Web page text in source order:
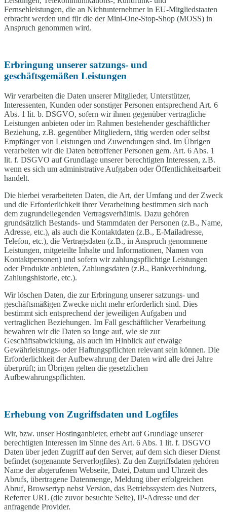
Fernsehleistungen, die an Nichtunternehmer in EU-Mitgliedstaaten
erbracht werden und für die der Mini-One-Stop-Shop (MOSS) in
Anspruch genommen wird.
Erbringung unserer satzungs- und
geschäftsgemäßen Leistungen
Wir verarbeiten die Daten unserer Mitglieder, Unterstützer,
Interessenten, Kunden oder sonstiger Personen entsprechend Art. 6
Abs. 1 lit. b. DSGVO, sofern wir ihnen gegenüber vertragliche
Leistungen anbieten oder im Rahmen bestehender geschäftlicher
Beziehung, z.B. gegenüber Mitgliedern, tätig werden oder selbst
Empfänger von Leistungen und Zuwendungen sind. Im Übrigen
verarbeiten wir die Daten betroffener Personen gem. Art. 6 Abs. 1
lit. f. DSGVO auf Grundlage unserer berechtigten Interessen, z.B.
wenn es sich um administrative Aufgaben oder Öffentlichkeitsarbeit
handelt.
Die hierbei verarbeiteten Daten, die Art, der Umfang und der Zweck
und die Erforderlichkeit ihrer Verarbeitung bestimmen sich nach
dem zugrundeliegenden Vertragsverhältnis. Dazu gehören
grundsätzlich Bestands- und Stammdaten der Personen (z.B., Name,
Adresse, etc.), als auch die Kontaktdaten (z.B., E-Mailadresse,
Telefon, etc.), die Vertragsdaten (z.B., in Anspruch genommene
Leistungen, mitgeteilte Inhalte und Informationen, Namen von
Kontaktpersonen) und sofern wir zahlungspflichtige Leistungen
oder Produkte anbieten, Zahlungsdaten (z.B., Bankverbindung,
Zahlungshistorie, etc.).
Wir löschen Daten, die zur Erbringung unserer satzungs- und
geschäftsmäßigen Zwecke nicht mehr erforderlich sind. Dies
bestimmt sich entsprechend der jeweiligen Aufgaben und
vertraglichen Beziehungen. Im Fall geschäftlicher Verarbeitung
bewahren wir die Daten so lange auf, wie sie zur
Geschäftsabwicklung, als auch im Hinblick auf etwaige
Gewährleistungs- oder Haftungspflichten relevant sein können. Die
Erforderlichkeit der Aufbewahrung der Daten wird alle drei Jahre
überprüft; im Übrigen gelten die gesetzlichen
Aufbewahrungspflichten.
Erhebung von Zugriffsdaten und Logfiles
Wir, bzw. unser Hostinganbieter, erhebt auf Grundlage unserer
berechtigten Interessen im Sinne des Art. 6 Abs. 1 lit. f. DSGVO
Daten über jeden Zugriff auf den Server, auf dem sich dieser Dienst
befindet (sogenannte Serverlogfiles). Zu den Zugriffsdaten gehören
Name der abgerufenen Webseite, Datei, Datum und Uhrzeit des
Abrufs, übertragene Datenmenge, Meldung über erfolgreichen
Abruf, Browsertyp nebst Version, das Betriebssystem des Nutzers,
Referrer URL (die zuvor besuchte Seite), IP-Adresse und der
anfragende Provider.